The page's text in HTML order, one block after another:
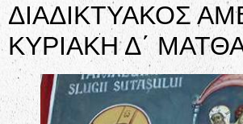
ΔΙΑΔΙΚΤΥΑΚΟΣ
ΚΥΡΙΑΚΗ Δ΄